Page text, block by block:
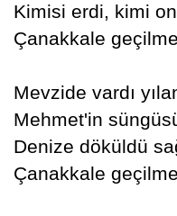
Kimisi erdi, kimi
Çanakkale
Mevzide vardı
Mehmet'in
Denize döküldü
Çanakkale